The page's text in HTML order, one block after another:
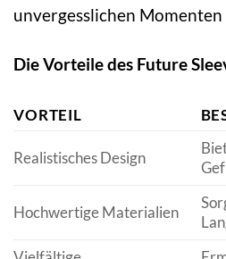
unvergesslichen Momenten
Die Vorteile des Future
VORTEIL
Realistisches Design
Hochwertige Materialien